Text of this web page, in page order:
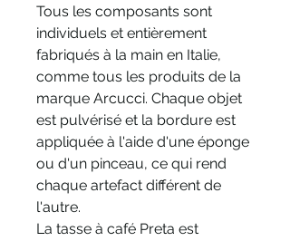
Tous les composants sont
individuels et entièrement
fabriqués à la main en Italie,
comme tous les produits de la
marque Arcucci. Chaque objet
est pulvérisé et la bordure est
appliquée à l'aide d'une éponge
ou d'un pinceau, ce qui rend
chaque artefact différent de
l'autre.
La tasse à café Preta est